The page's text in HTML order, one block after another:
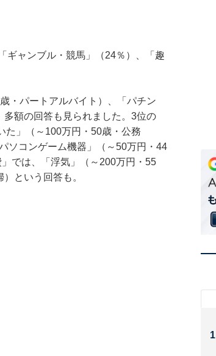
ギャンブル・競馬」（24％）、「趣
・パートアルバイト）、「パチン
額の回答も見られました。3位の
た」（～100万円・50歳・公務
ソコンゲーム機器」（～50万円・44
では、「浮気」（～200万円・55
という回答も。
1